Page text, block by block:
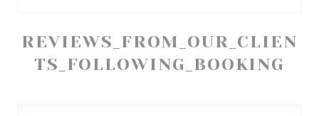
REVIEWS_FROM_OUR_CLIEN
TS_FOLLOWING_BOOKING